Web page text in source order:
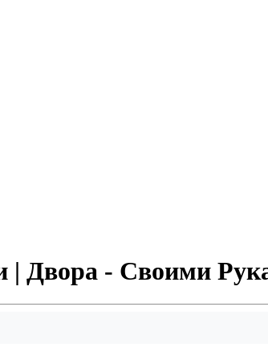
| Двора - Своими